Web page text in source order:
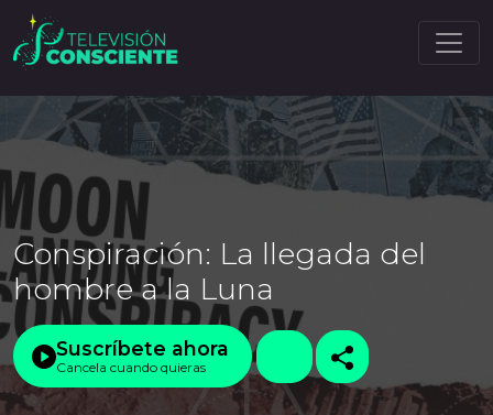
Conspiración: La llegada del
hombre a la Luna
Suscríbete ahora
Cancela cuando quieras